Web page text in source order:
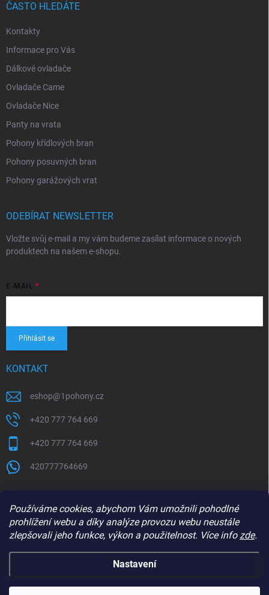
Používáme cookies, abychom Vám umožnili pohodlné
prohlížení webu a díky analýze provozu webu neustále
zlepšovali jeho funkce, výkon a použitelnost. Více infozde.
Nastavení
ČASTO HLEDÁTE
Kontakty
Informace pro Vás
Dálkové ovladače
Ovladače Came
Ovladače Nice
Panty na vrata
Pohony křídlových bran
Pohony posuvných bran
Pohony garážových vrat
ODEBÍRAT NEWSLETTER
Vložte svůj e-mail a my vám budeme zasílat informace o nových
produktech na našem e-shopu.
E-MAIL
Přihlásit se
KONTAKT
eshop@1pohony.cz
+420 777 764 669
+420 777 764 669
420777764669
Copyright 20261Pohony.cz. Všechna práva vyhrazena.Upravit nastavení